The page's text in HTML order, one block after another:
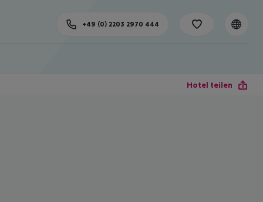
+49 (0) 2203 2970 444
Hotel teilen